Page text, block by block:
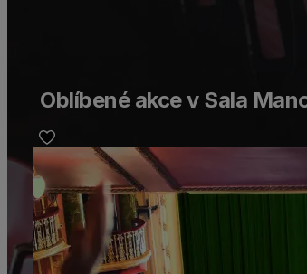
Oblíbené akce v Sala